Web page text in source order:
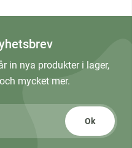
in nya produkter i lager,
mycket mer.
Ok